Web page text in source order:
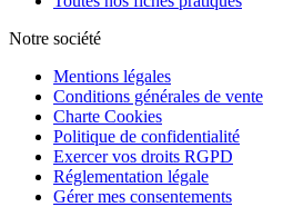
Notre société
Mentions légales
Conditions générales de vente
Charte Cookies
Politique de confidentialité
Exercer vos droits RGPD
Réglementation légale
Gérer mes consentements